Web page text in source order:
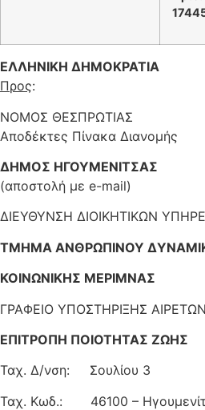
ΕΛΛΗΝΙΚΗ ΔΗΜΟΚΡΑΤΙΑ
Προς:
ΝΟΜΟΣ
Αποδέκτες Πίνακα Διανομής
ΔΗΜΟΣ
(αποστολή με e-mail)
ΔΙΕΥΘΥΝΣΗ ΔΙΟΙΚΗΤΙΚΩΝ
ΤΜΗΜΑ ΑΝΘΡΩΠΙΝΟΥ
ΚΟΙΝΩΝΙΚΗΣ
ΓΡΑΦΕΙΟ ΥΠΟΣΤΗΡΙΞΗΣ
ΕΠΙΤΡΟΠΗ ΠΟΙΟΤΗΤΑΣ ΖΩΗΣ
Ταχ. Δ/νση:
Ταχ. Κωδ.: 46100 –